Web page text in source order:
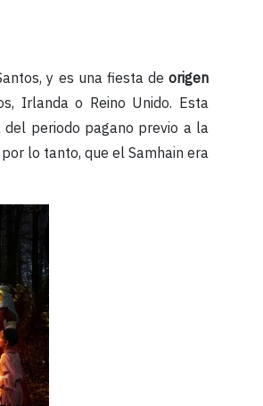
y es una fiesta de origen
Irlanda o Reino Unido. Esta
periodo pagano previo a la
lo tanto, que el Samhain era